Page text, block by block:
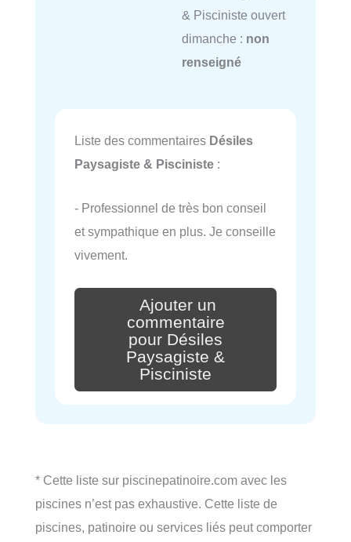
& Pisciniste ouvert
dimanche : non
renseigné
Liste des commentaires Désiles
Paysagiste & Pisciniste :
- Professionnel de très bon conseil
et sympathique en plus. Je conseille
vivement.
Ajouter un
commentaire
pour Désiles
Paysagiste &
Pisciniste
* Cette liste sur piscinepatinoire.com avec les
piscines n’est pas exhaustive. Cette liste de
piscines, patinoire ou services liés peut comporter